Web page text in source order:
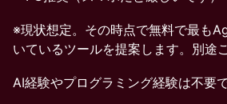
※現状想定。その時点で無料で最も
いているツールを提案します。別途
AI経験やプログラミング経験は不要